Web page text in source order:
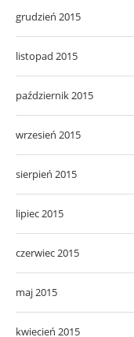
grudzień 2015
listopad 2015
październik 2015
wrzesień 2015
sierpień 2015
lipiec 2015
czerwiec 2015
maj 2015
kwiecień 2015